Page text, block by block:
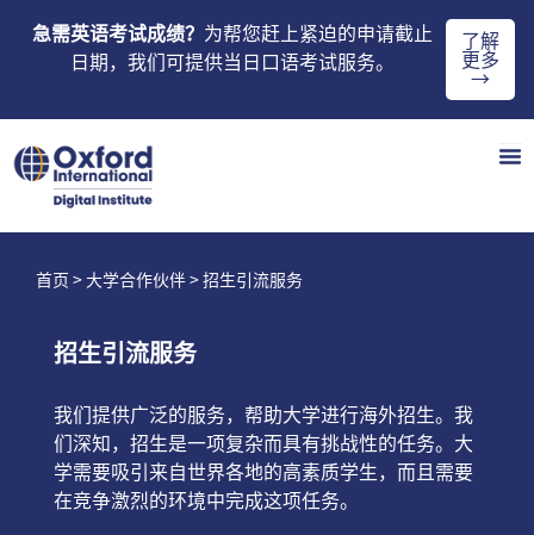
急需英语考试成绩？ 为帮您赶上紧迫的申请截止
日期，我们可提供当日口语考试服务。
了解
更多
→
首页 > 大学合作伙伴 > 招生引流服务
招生引流服务
我们提供广泛的服务，帮助大学进行海外招生。我
们深知，招生是一项复杂而具有挑战性的任务。大
学需要吸引来自世界各地的高素质学生，而且需要
在竞争激烈的环境中完成这项任务。